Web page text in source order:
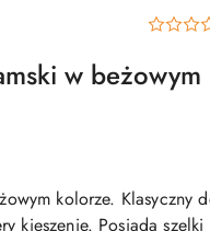
w beżowym
kolorze. Klasyczny
kieszenie. Posiada szelki